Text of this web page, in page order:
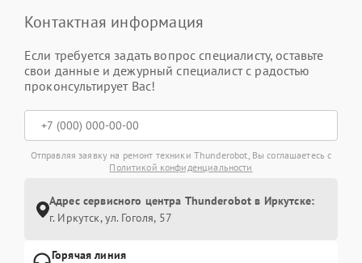
Контактная информация
Если требуется задать вопрос специалисту, оставьте
свои данные и дежурный специалист с радостью
проконсультирует Вас!
Отправляя заявку на ремонт техники Thunderobot, Вы соглашаетесь с
Политикой конфиденциальности
Адрес сервисного центра Thunderobot в Иркутске:
г. Иркутск, ул. ​Гоголя, 57
Горячая линия